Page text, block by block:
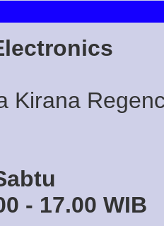
Kirana
- 17.00 WIB